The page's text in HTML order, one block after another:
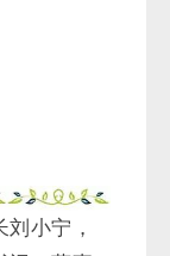
机盐工业
湖研究